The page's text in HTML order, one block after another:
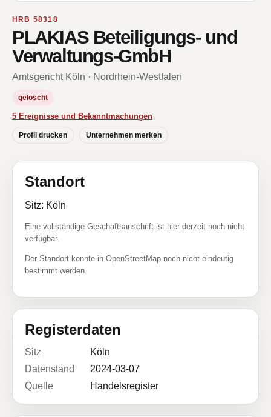
HRB 58318
PLAKIAS Beteiligungs- und
Verwaltungs-GmbH
Amtsgericht Köln · Nordrhein-Westfalen
gelöscht
5 Ereignisse und Bekanntmachungen
Profil drucken Unternehmen merken
Standort
Sitz: Köln
Eine vollständige Geschäftsanschrift ist hier derzeit noch nicht
verfügbar.
Der Standort konnte in OpenStreetMap noch nicht eindeutig
bestimmt werden.
Registerdaten
Sitz
Köln
Datenstand
2024-03-07
Quelle
Handelsregister